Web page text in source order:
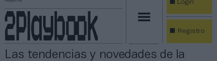
Login
Registro
Las tendencias y novedades de la